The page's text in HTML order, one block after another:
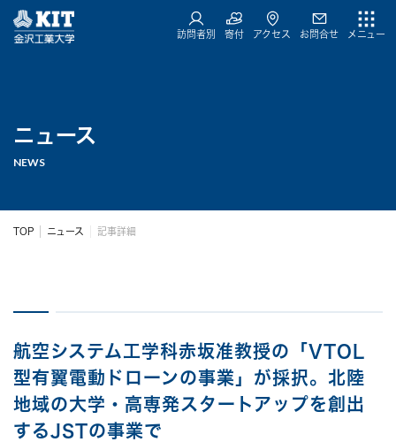
訪問者別 寄付 アクセス お問合せ メニュー
ニュース
NEWS
TOP ニュース 記事詳細
航空システム工学科赤坂准教授の「VTOL
型有翼電動ドローンの事業」が採択。北陸
地域の大学・高専発スタートアップを創出
するJSTの事業で